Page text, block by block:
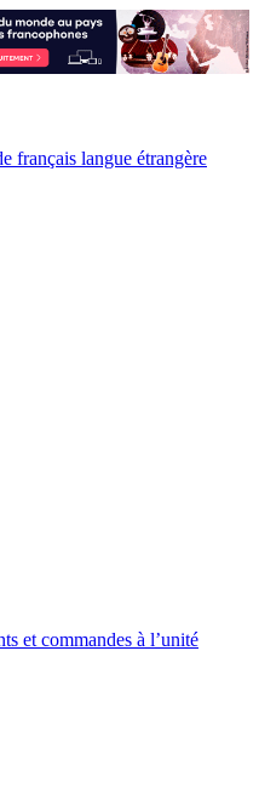
français langue étrangère
et commandes à l’unité